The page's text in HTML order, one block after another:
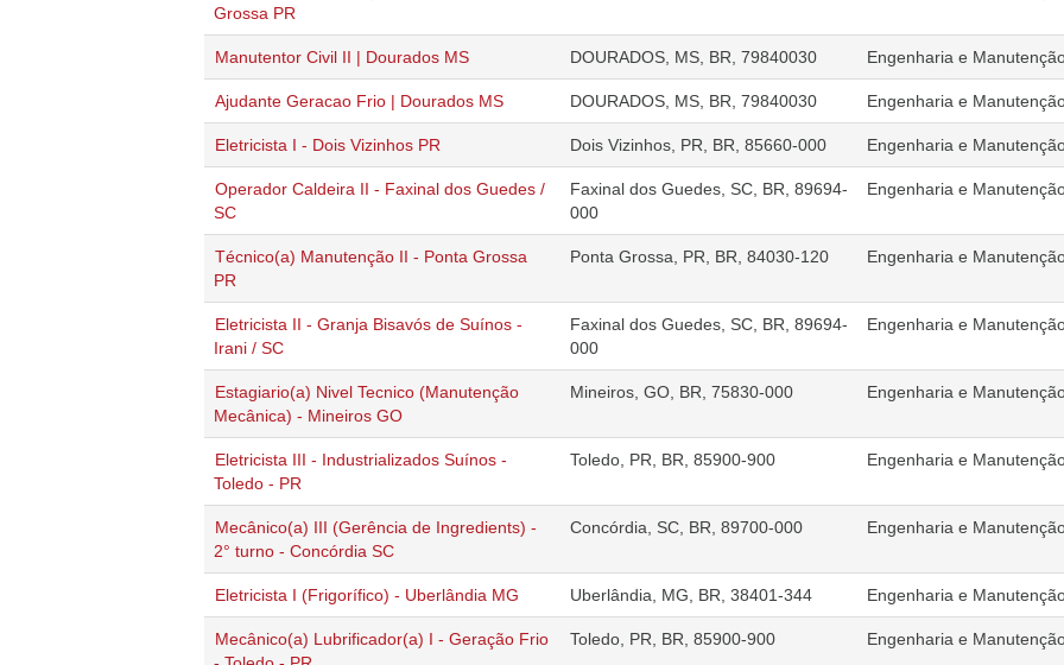
Grossa PR
Manutentor Civil II | Dourados MS DOURADOS, MS, BR, 79840030 Engenharia e
Ajudante Geracao Frio | Dourados MS DOURADOS, MS, BR, 79840030 Engenharia e
Eletricista I - Dois Vizinhos PR Dois Vizinhos, PR, BR, 85660-000 Engenharia e
Operador Caldeira II - Faxinal dos Guedes /
SC
Faxinal dos Guedes, SC, BR, 89694-
000
Engenharia e
Técnico(a) Manutenção II - Ponta Grossa
PR
Ponta Grossa, PR, BR, 84030-120 Engenharia e
Eletricista II - Granja Bisavós de Suínos -
Irani / SC
Faxinal dos Guedes, SC, BR, 89694-
000
Engenharia e
Estagiario(a) Nivel Tecnico (Manutenção
Mecânica) - Mineiros GO
Mineiros, GO, BR, 75830-000 Engenharia e
Eletricista III - Industrializados Suínos -
Toledo - PR
Toledo, PR, BR, 85900-900 Engenharia e
Mecânico(a) III (Gerência de Ingredients) -
2° turno - Concórdia SC
Concórdia, SC, BR, 89700-000 Engenharia e
Eletricista I (Frigorífico) - Uberlândia MG Uberlândia, MG, BR, 38401-344 Engenharia e
Mecânico(a) Lubrificador(a) I - Geração Frio
Toledo, PR, BR, 85900-900 Engenharia e